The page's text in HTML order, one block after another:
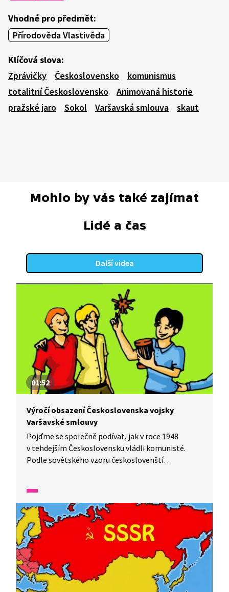
Vhodné pro předmět:
Přírodověda Vlastivěda
Klíčová slova:
Zprávičky
Československo
komunismus
totalitní Československo
Animovaná historie
pražské jaro
Sokol Varšavská smlouva skaut
Mohlo by vás také zajímat
Lidé a čas
Další videa
01:52
Výročí obsazení Československa vojsky
Varšavské smlouvy
Pojďme se společně podívat, jak v roce 1948
v tehdejším Československu vládli komunisté.
Podle sovětského vzoru českoslovenští
i Sokola. Demokracie v Československu tak
skončila. Snahy o její návrat vyvrcholily na jaře
1968, v létě se dokonce skauti mohli vydat
na tábory. Radost z uvolnění ale netrvala dlouho,
v srpnu obsadila Československo vojska Varšavské
smlouvy a pod sovětským vedením nastolila
tvrdou totalitu. Ta trvala až do roku 1989.